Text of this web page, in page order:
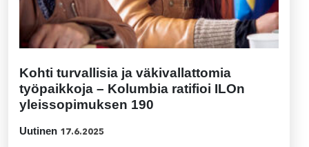
Kohti turvallisia ja väkivallattomia
työpaikkoja – Kolumbia ratifioi ILOn
yleissopimuksen 190
Uutinen 17.6.2025